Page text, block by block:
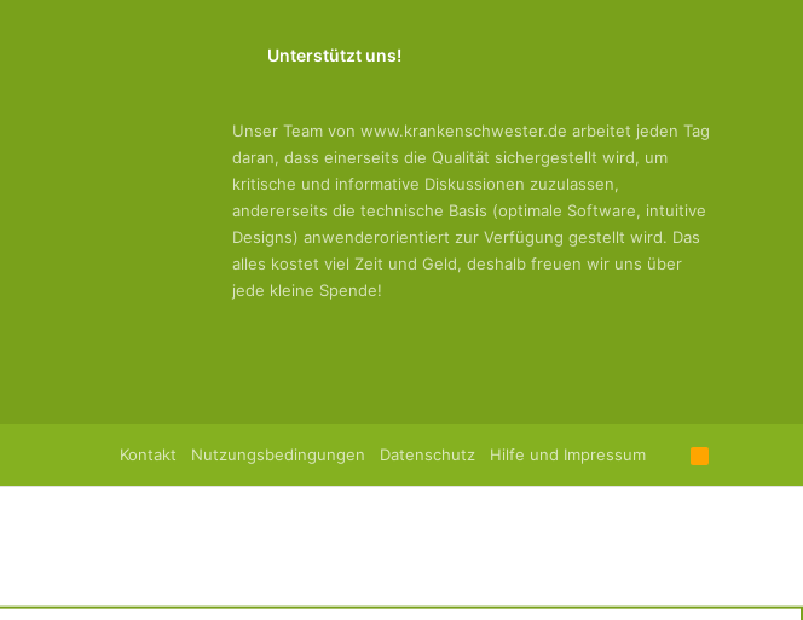
Unterstützt uns!
Unser Team von www.krankenschwester.de arbeitet jeden Tag
daran, dass einerseits die Qualität sichergestellt wird, um
kritische und informative Diskussionen zuzulassen,
andererseits die technische Basis (optimale Software, intuitive
Designs) anwenderorientiert zur Verfügung gestellt wird. Das
alles kostet viel Zeit und Geld, deshalb freuen wir uns über
jede kleine Spende!
Kontakt Nutzungsbedingungen Datenschutz Hilfe und Impressum
R
S
S